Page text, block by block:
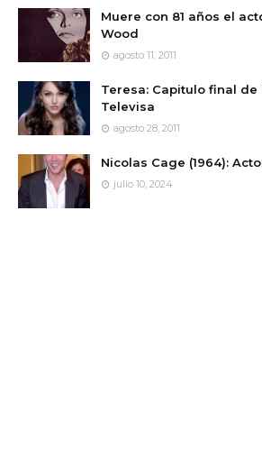
Muere con 81 años el
Wood
agosto 11, 2011
Teresa: Capitulo final de
Televisa
agosto 28, 2011
Nicolas Cage (1964):
julio 10, 2024